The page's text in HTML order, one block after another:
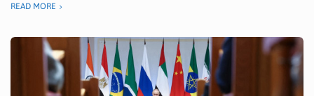
READ MORE